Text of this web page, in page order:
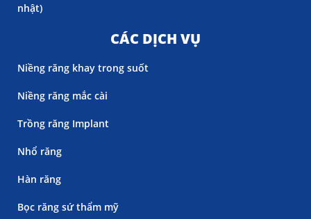
nhật)
CÁC DỊCH VỤ
Niềng răng khay trong suốt
Niềng răng mắc cài
Trồng răng Implant
Nhổ răng
Hàn răng
Bọc răng sứ thẩm mỹ